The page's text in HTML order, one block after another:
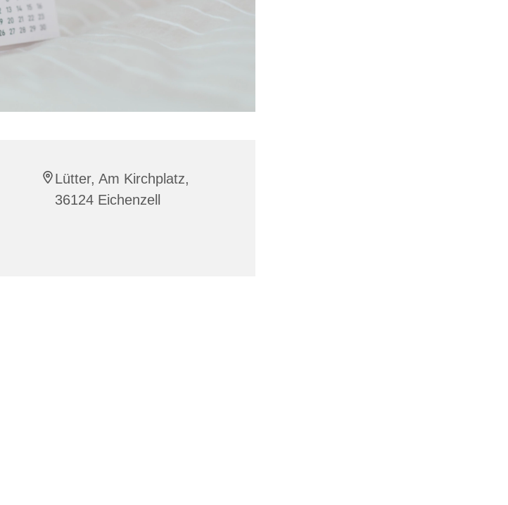
Lütter, Am Kirchplatz,
36124 Eichenzell